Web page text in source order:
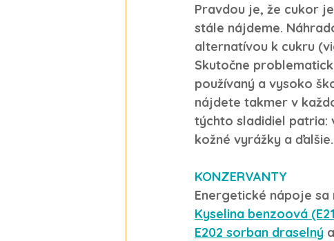
Pravdou je, že cukor
stále nájdeme.
alternatívou k cukru
Skutočne
používaný a vysoko
nájdete takmer v
týchto sladidiel patria:
kožné vyrážky a ďalšie.
KONZERVANTY
Energetické nápoje
Kyselina benzoová
E202 sorban draselný